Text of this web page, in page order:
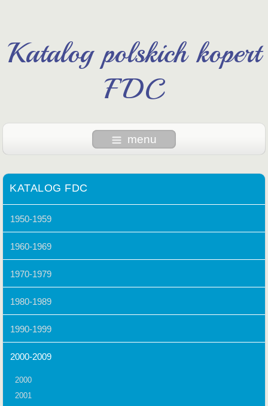
Katalog polskich kopert
FDC
menu
KATALOG FDC
1950-1959
1960-1969
1970-1979
1980-1989
1990-1999
2000-2009
2000
2001